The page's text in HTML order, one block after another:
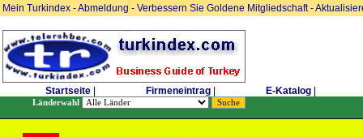
Mein Turkindex -Abmeldung- Verbessern Sie Goldene Mitgliedschaft-
Startseite Firmeneintrag E-Katalog
Länderwahl